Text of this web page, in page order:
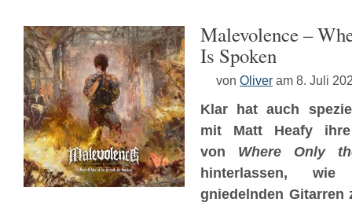
Malevolence –
Is Spoken
von Oliver am 8. Juli
Klar hat auch
mit Matt Heafy
von Where Only
hinterlassen,
gniedelnden Gitarren